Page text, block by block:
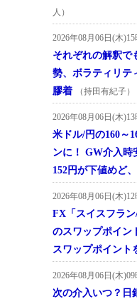
人）
2026年08月06日(木
それぞれの解釈で
勢、ボラティリテ
膠着
（持田有紀子）
2026年08月06日(木
米ドル/円の160～
ンに！ GW介入時
152円が下値めど
2026年08月06日(木
FX「スイスフラ
のスワップポイン
スワップポイン
2026年08月06日(木
次の介入いつ？日